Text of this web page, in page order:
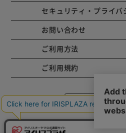
セキュリティ・プライバ
お問い合わせ
ご利用方法
ご利用規約
コーポレートサ